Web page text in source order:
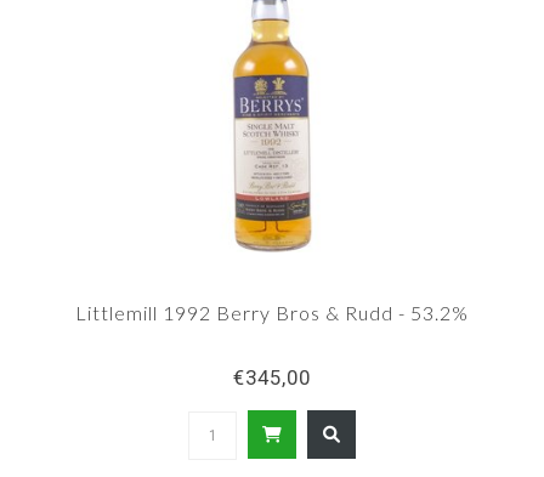
Littlemill 1992 Berry Bros & Rudd - 53.2%
€345,00